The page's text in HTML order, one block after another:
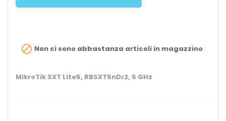
 Non ci sono abbastanza articoli in magazzino
MikroTik SXT Lite5, RBSXT5nDr2, 5 GHz